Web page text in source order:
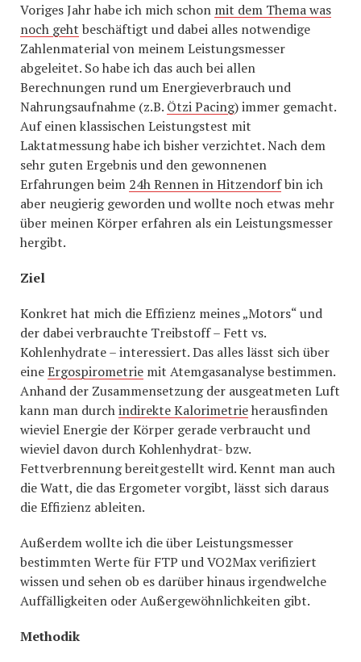
Voriges Jahr habe ich mich schon mit dem Thema was
noch geht beschäftigt und dabei alles notwendige
Zahlenmaterial von meinem Leistungsmesser
abgeleitet. So habe ich das auch bei allen
Berechnungen rund um Energieverbrauch und
Nahrungsaufnahme (z.B. Ötzi Pacing) immer gemacht.
Auf einen klassischen Leistungstest mit
Laktatmessung habe ich bisher verzichtet. Nach dem
sehr guten Ergebnis und den gewonnenen
Erfahrungen beim 24h Rennen in Hitzendorfbin ich
aber neugierig geworden und wollte noch etwas mehr
über meinen Körper erfahren als ein Leistungsmesser
hergibt.
Ziel
Konkret hat mich die Effizienz meines „Motors“ und
der dabei verbrauchte Treibstoff – Fett vs.
Kohlenhydrate – interessiert. Das alles lässt sich über
eineErgospirometrie mit Atemgasanalyse bestimmen.
Anhand der Zusammensetzung der ausgeatmeten Luft
kann man durchindirekte Kalorimetrieherausfinden
wieviel Energie der Körper gerade verbraucht und
wieviel davon durch Kohlenhydrat- bzw.
Fettverbrennung bereitgestellt wird. Kennt man auch
die Watt, die das Ergometer vorgibt, lässt sich daraus
die Effizienz ableiten.
Außerdem wollte ich die über Leistungsmesser
bestimmten Werte für FTP und VO2Max verifiziert
wissen und sehen ob es darüber hinaus irgendwelche
Auffälligkeiten oder Außergewöhnlichkeiten gibt.
Methodik